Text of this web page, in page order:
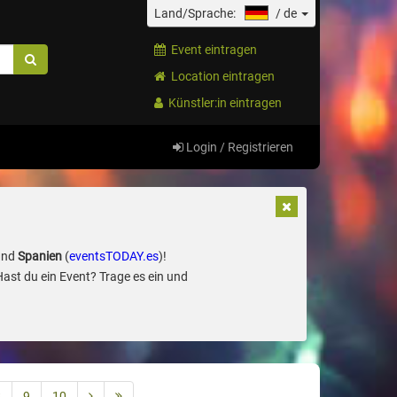
Land/Sprache: /de
Event eintragen
Location eintragen
Künstler:in eintragen
Login / Registrieren
Spanien(eventsTODAY.es)!
du ein Event? Trage es ein und